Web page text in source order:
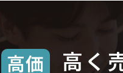
高価 高く